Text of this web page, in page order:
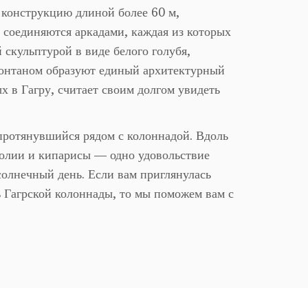
конструкцию длиной более 60 м,
аркадами, каждая из которых
в виде белого голубя,
образуют единый архитектурный
Гагру, считает своим долгом увидеть
рядом с колоннадой. Вдоль
и кипарисы — одно удовольствие
день. Если вам приглянулась
Гагрской колоннады, то мы поможем вам с